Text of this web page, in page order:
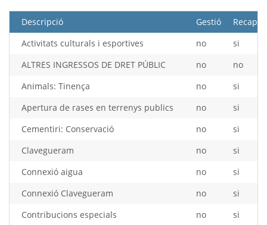
Descripció Gestió
Activitats culturals i esportives
no
si
ALTRES INGRESSOS DE DRET PÚBLIC
no
no
Animals: Tinença
no
si
Apertura de rases en terrenys publics
no
si
Cementiri: Conservació
no
si
Clavegueram
no
si
Connexió aigua
no
si
Connexió Clavegueram
no
si
Contribucions especials
no
si